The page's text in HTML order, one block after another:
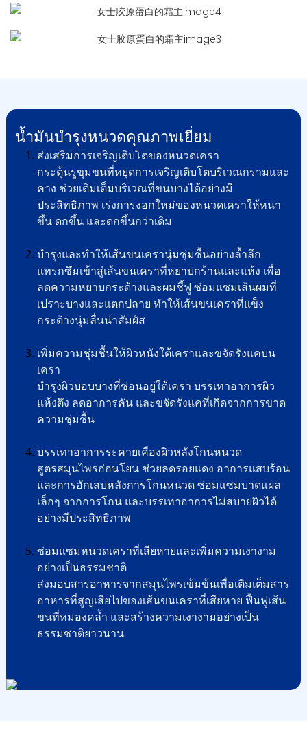
น้ำมันบำรุงหนวดคุณภาพเยี่ยม
ส่งเสริมการเจริญเติบโตของหนวดเครา
กระตุ้นรูขุมขนที่หยุดการเจริญเติบโตบริเวณกรามและ
คาง ช่วยเติมเต็มบริเวณที่ขนบางได้อย่างมี
ประสิทธิภาพ เร่งการงอกใหม่ของหนวดเคราให้หนา
ขึ้น ดกขึ้น และดกขึ้นกว่าเดิม
บำรุงและทำให้เส้นขนเครานุ่มชุ่มชื้นอย่างล้ำลึก
แทรกซึมเข้าสู่เส้นขนเคราที่หยาบกร้านและแห้ง เพื่อ
ลดความหยาบกระด้างและผมชี้ฟู ซ่อมแซมเส้นผมที่
เปราะบางและแตกปลาย ทำให้เส้นขนเคราที่แข็ง
กระด้างนุ่มลื่นน่าสัมผัส
เพิ่มความชุ่มชื้นให้ผิวหนังใต้เคราและขจัดรังแคบน
เครา
บำรุงผิวบอบบางที่ซ่อนอยู่ใต้เครา บรรเทาอาการผิว
แห้งตึง ลดอาการคัน และขจัดรังแคที่เกิดจากการขาด
ความชุ่มชื้น
บรรเทาอาการระคายเคืองผิวหลังโกนหนวด
สูตรสมุนไพรอ่อนโยน ช่วยลดรอยแดง อาการแสบร้อน
และการอักเสบหลังการโกนหนวด ซ่อมแซมบาดแผล
เล็กๆ จากการโกน และบรรเทาอาการไม่สบายผิวได้
อย่างมีประสิทธิภาพ
ซ่อมแซมหนวดเคราที่เสียหายและเพิ่มความเงางาม
อย่างเป็นธรรมชาติ
ส่งมอบสารอาหารจากสมุนไพรเข้มข้นเพื่อเติมเต็มสาร
อาหารที่สูญเสียไปของเส้นขนเคราที่เสียหาย ฟื้นฟูเส้น
ขนที่หมองคล้ำ และสร้างความเงางามอย่างเป็น
ธรรมชาติยาวนาน